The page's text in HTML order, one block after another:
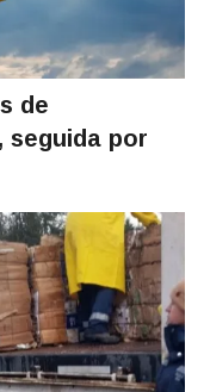
de
seguida por